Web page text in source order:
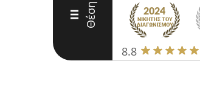
III Θέση
8.8